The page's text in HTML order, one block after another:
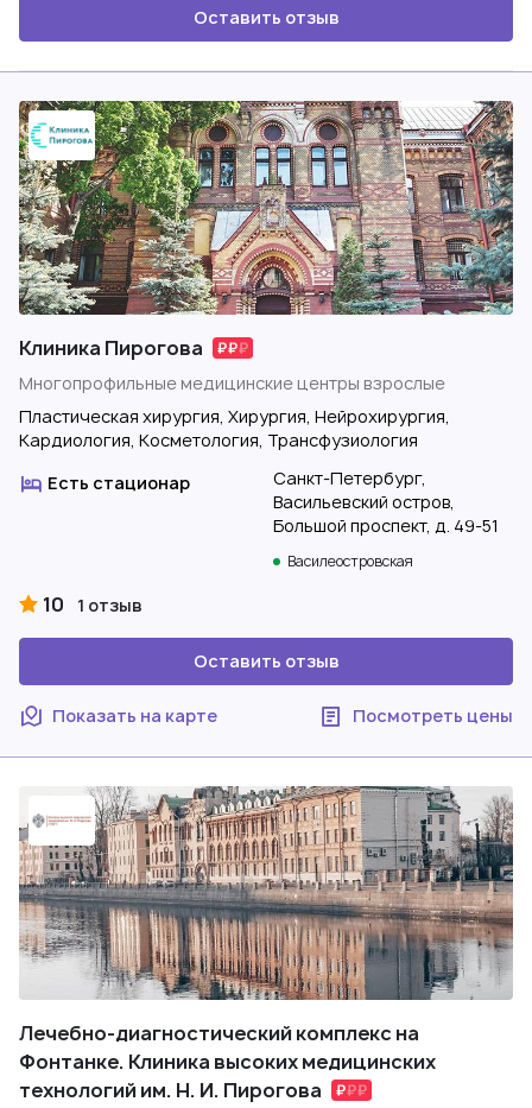
Оставить отзыв
Клиника Пирогова
Многопрофильные медицинские центры взрослые
Пластическая хирургия, Хирургия, Нейрохирургия,
Кардиология, Косметология, Трансфузиология
Есть стационар
Санкт-Петербург,
Васильевский остров,
Большой проспект, д. 49-51
Василеостровская
10 1 отзыв
Оставить отзыв
Показать на карте Посмотреть цены
Лечебно-диагностический комплекс на
Фонтанке. Клиника высоких медицинских
технологий им. Н. И. Пирогова